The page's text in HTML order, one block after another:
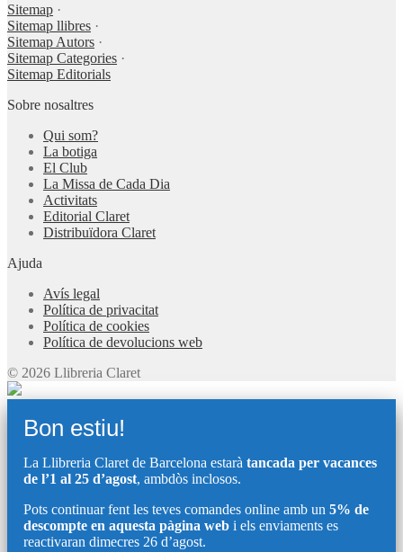
Sitemap ·
Sitemap llibres ·
Sitemap Autors ·
Sitemap Categories ·
Sitemap Editorials
Sobre nosaltres
Qui som?
La botiga
El Club
La Missa de Cada Dia
Activitats
Editorial Claret
Distribuïdora Claret
Ajuda
Avís legal
Política de privacitat
Política de cookies
Política de devolucions web
© 2026 Llibreria Claret
Bon estiu!
La Llibreria Claret de Barcelona estarà tancada per vacances
de l’1 al 25 d’agost, ambdòs inclosos.
Pots continuar fent les teves comandes online amb un 5% de
descompte en aquesta pàgina web i els enviaments es
reactivaran dimecres 26 d’agost.